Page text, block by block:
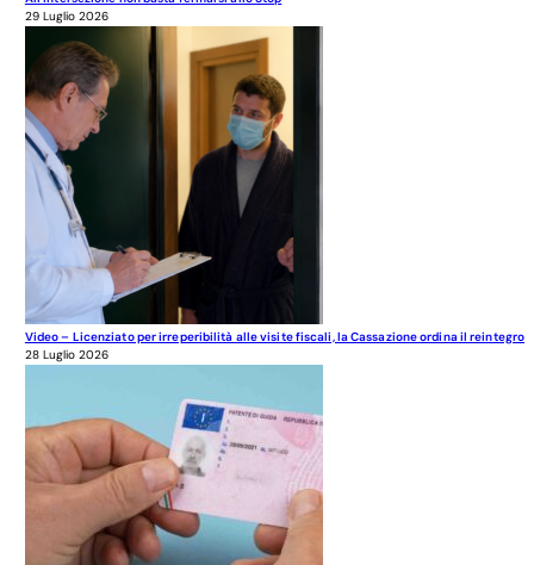
29 Luglio 2026
Video – Licenziato per irreperibilità alle visite fiscali, la Cassazione ordina il reintegro
28 Luglio 2026